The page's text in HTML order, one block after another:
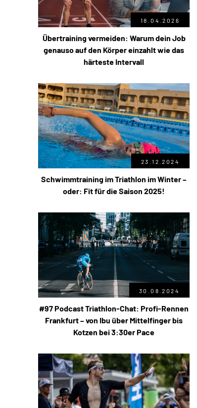
18.04.2026
Übertraining vermeiden: Warum dein Job
genauso auf den Körper einzahlt wie das
härteste Intervall
23.12.2024
Schwimmtraining im Triathlon im Winter –
oder: Fit für die Saison 2025!
30.08.2024
#97 Podcast Triathlon-Chat: Profi-Rennen
Frankfurt – von Ibu über Mittelfinger bis
Kotzen bei 3:30er Pace